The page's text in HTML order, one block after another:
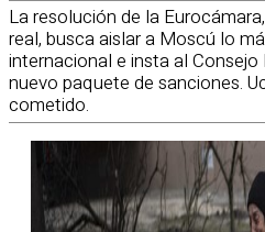
La resolución de la
real, busca aislar a Moscú lo
internacional e insta al
nuevo paquete de sanciones.
cometido.